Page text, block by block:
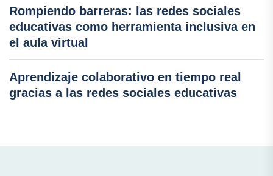
Rompiendo barreras: las redes sociales
educativas como herramienta inclusiva en
el aula virtual
Aprendizaje colaborativo en tiempo real
gracias a las redes sociales educativas